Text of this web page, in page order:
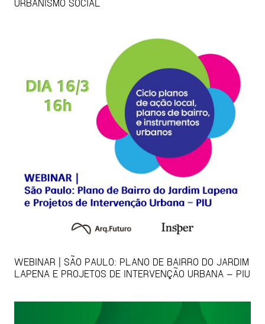
URBANISMO SOCIAL
WEBINAR | SÃO PAULO: PLANO DE BAIRRO DO JARDIM
LAPENA E PROJETOS DE INTERVENÇÃO URBANA – PIU